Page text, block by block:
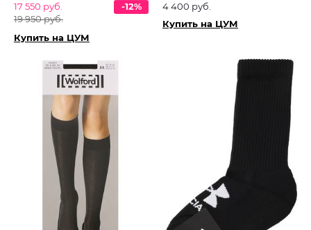
17 550 руб.
19 950 руб.
-12%
Купить на ЦУМ
4 400 руб.
Купить на ЦУМ